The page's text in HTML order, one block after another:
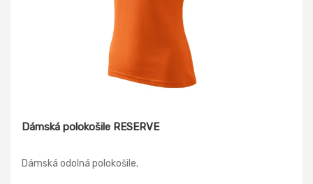
Dámská polokošile RESERVE
Dámská odolná polokošile.